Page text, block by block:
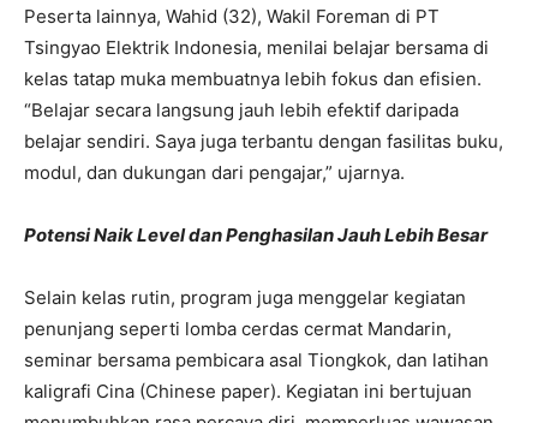
Peserta lainnya, Wahid (32), Wakil Foreman di PT
Tsingyao Elektrik Indonesia, menilai belajar bersama di
kelas tatap muka membuatnya lebih fokus dan efisien.
“Belajar secara langsung jauh lebih efektif daripada
belajar sendiri. Saya juga terbantu dengan fasilitas buku,
modul, dan dukungan dari pengajar,” ujarnya.
Potensi Naik Level dan Penghasilan Jauh Lebih Besar
Selain kelas rutin, program juga menggelar kegiatan
penunjang seperti lomba cerdas cermat Mandarin,
seminar bersama pembicara asal Tiongkok, dan latihan
kaligrafi Cina (Chinese paper). Kegiatan ini bertujuan